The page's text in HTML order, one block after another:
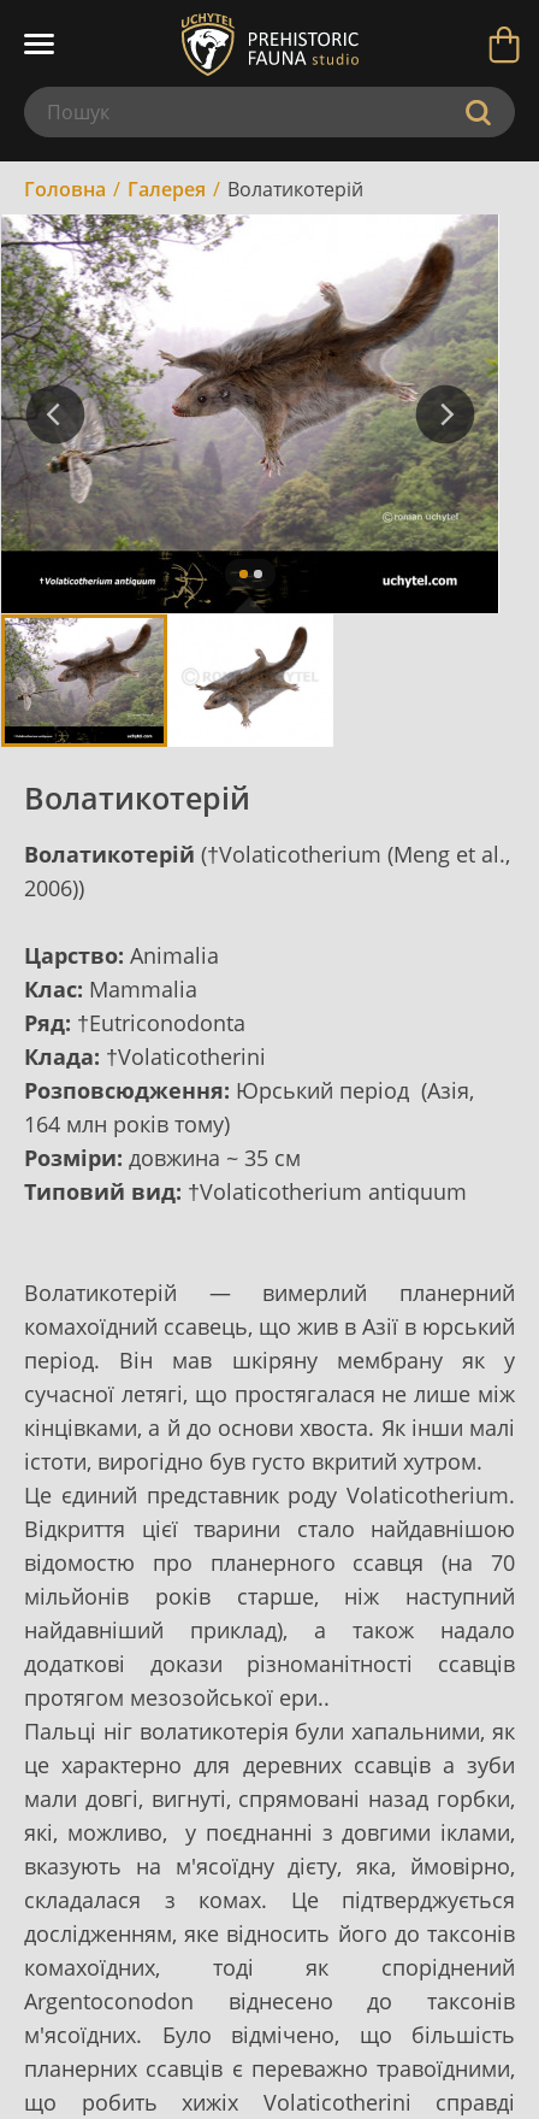
Головна Галерея Волатикотерій
Волатикотерій
Волатикотерій (†Volaticotherium (Meng et al.,
2006))
Царство: Animalia
Клас: Mammalia
Ряд: †Eutriconodonta
Клада: †Volaticotherini
Розповсюдження: Юрський період (Азія,
164 млн років тому)
Розміри: довжина ~ 35 см
Типовий вид: †Volaticotherium antiquum
Волатикотерій — вимерлий планерний
комахоїдний ссавець, що жив в Азії в юрський
період. Він мав шкіряну мембрану як у
сучасної летягі, що простягалася не лише між
кінцівками, а й до основи хвоста. Як інши малі
істоти, вирогідно був густо вкритий хутром.
Це єдиний представник роду Volaticotherium.
Відкриття цієї тварини стало найдавнішою
відомостю про планерного ссавця (на 70
мільйонів років старше, ніж наступний
найдавніший приклад), а також надало
додаткові докази різноманітності ссавців
протягом мезозойської ери..
Пальці ніг волатикотерія були хапальними, як
це характерно для деревних ссавців а зуби
мали довгі, вигнуті, спрямовані назад горбки,
які, можливо, у поєднанні з довгими іклами,
вказують на м'ясоїдну дієту, яка, ймовірно,
складалася з комах. Це підтверджується
дослідженням, яке відносить його до таксонів
комахоїдних, тоді як споріднений
Argentoconodon віднесено до таксонів
м'ясоїдних. Було відмічено, що більшість
планерних ссавців є переважно травоїдними,
що робить хижіх Volaticotherini справді